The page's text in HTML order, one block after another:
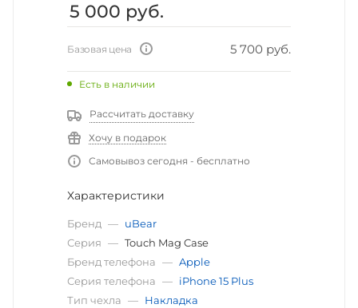
5 000 руб.
Базовая цена 5 700 руб.
Есть в наличии
Рассчитать доставку
Хочу в подарок
Самовывоз сегодня - бесплатно
Характеристики
Бренд — uBear
Серия — Touch Mag Case
Бренд телефона — Apple
Серия телефона — iPhone 15 Plus
Тип чехла — Накладка